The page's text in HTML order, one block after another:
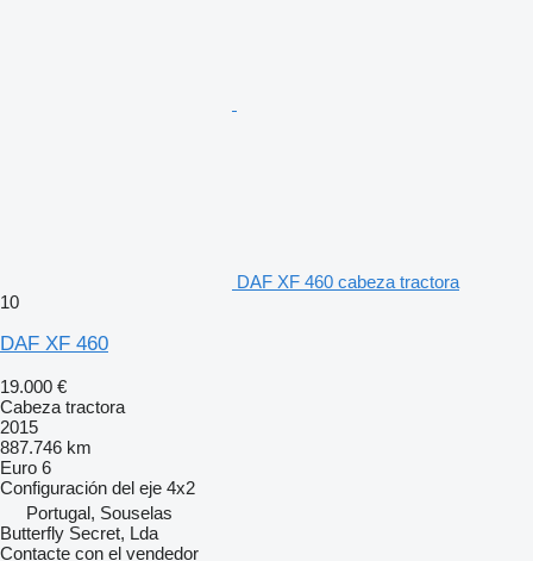
DAF XF 460 cabeza tractora
10
DAF XF 460
19.000 €
Cabeza tractora
2015
887.746 km
Euro 6
Configuración del eje 4x2
Portugal, Souselas
Butterfly Secret, Lda
Contacte con el vendedor